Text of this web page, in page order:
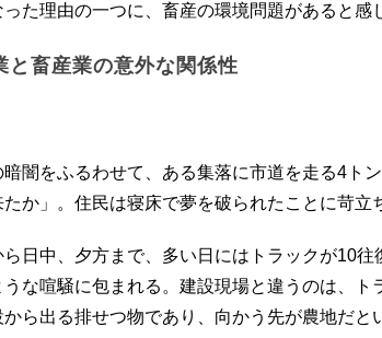
た理由の一つに、畜産の環境問題があると感
と畜産業の意外な関係性
闇をふるわせて、ある集落に市道を走る4ト
か」。住民は寝床で夢を破られたことに苛立
日中、夕方まで、多い日にはトラックが10往
な喧騒に包まれる。建設現場と違うのは、ト
ら出る排せつ物であり、向かう先が農地だと